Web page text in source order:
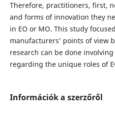
Therefore, practitioners, first,
and forms of innovation they
in EO or MO. This study
manufacturers’ points of view
research can be done
regarding the unique roles of
Információk a szerzőről